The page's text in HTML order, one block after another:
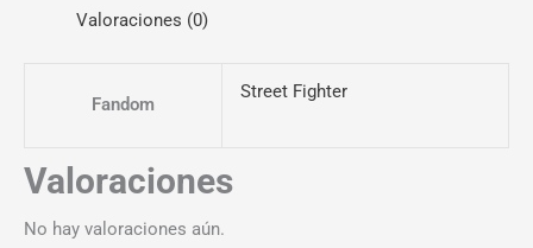
Valoraciones (0)
Fandom
Street Fighter
Valoraciones
No hay valoraciones aún.